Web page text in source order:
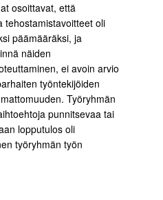
osoittavat, että
tehostamistavoitteet oli
päämääräksi, ja
näiden
ei avoin arvio
työntekijöiden
Työryhmän
punnitsevaa tai
lopputulos oli
työryhmän työn